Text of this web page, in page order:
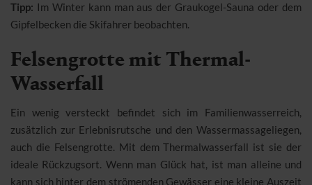
Tipp: Im Winter kann man aus der Graukogel-Sauna oder dem
Gipfelbecken die Skifahrer beobachten.
Felsengrotte mit Thermal-
Wasserfall
Ein wenig versteckt befindet sich im Familienwasserreich,
zusätzlich zur Erlebnisrutsche und den Wassermassageliegen,
auch die Felsengrotte. Mit dem Thermalwasserfall ist sie der
ideale Rückzugsort. Wenn man Glück hat, ist man alleine und
kann sich hinter dem strömenden Gewässer eine kleine Auszeit